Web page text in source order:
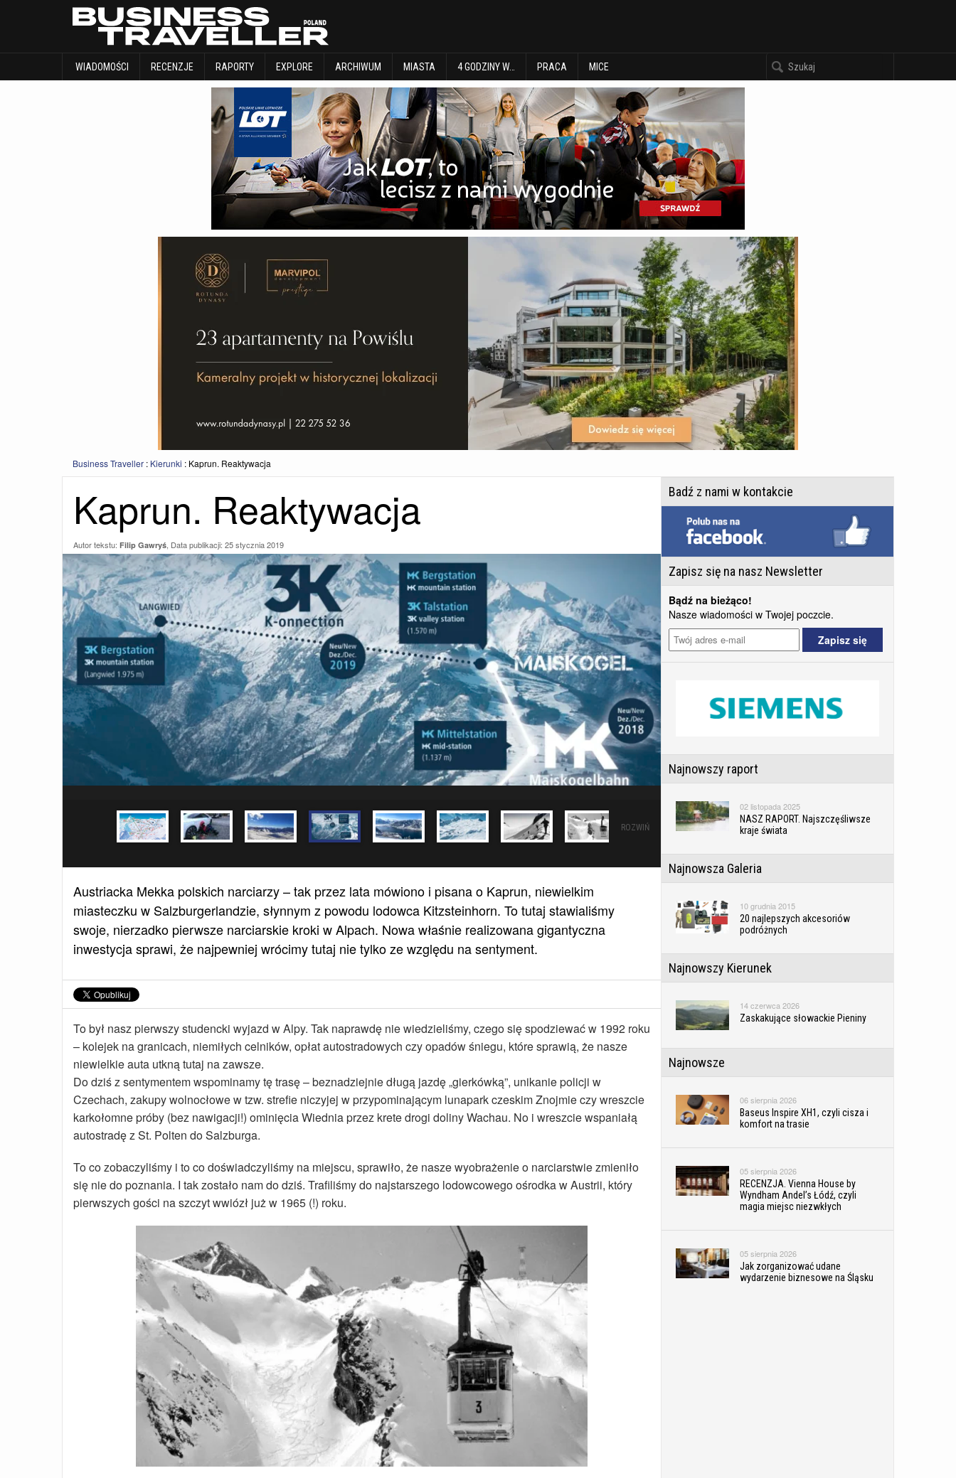
WIADOMOŚCI RECENZJE RAPORTY EXPLORE ARCHIWUM MIASTA 4 GODZINY W… PRACA MICE
WIADOMOŚCI RECENZJE
Business Traveller : Kierunki : Kaprun. Reaktywacja
Kaprun. Reaktywacja
Autor tekstu: Filip Gawryś, Data publikacji: 25 stycznia 2019
ROZWIŃ
Austriacka Mekka polskich narciarzy – tak przez lata mówiono i pisana o Kaprun, niewielkim
miasteczku w Salzburgerlandzie, słynnym z powodu lodowca Kitzsteinhorn. To tutaj stawialiśmy
swoje, nierzadko pierwsze narciarskie kroki w Alpach. Nowa właśnie realizowana gigantyczna
inwestycja sprawi, że najpewniej wrócimy tutaj nie tylko ze względu na sentyment.
To był nasz pierwszy studencki wyjazd w Alpy. Tak naprawdę nie wiedzieliśmy, czego się spodziewać w 1992 roku
– kolejek na granicach, niemiłych celników, opłat autostradowych czy opadów śniegu, które sprawią, że nasze
niewielkie auta utkną tutaj na zawsze.
Do dziś z sentymentem wspominamy tę trasę – beznadziejnie długą jazdę „gierkówką”, unikanie policji w
Czechach, zakupy wolnocłowe w tzw. strefie niczyjej w przypominającym lunapark czeskim Znojmie czy wreszcie
karkołomne próby (bez nawigacji!) ominięcia Wiednia przez krete drogi doliny Wachau. No i wreszcie wspaniałą
autostradę z St. Polten do Salzburga.
To co zobaczyliśmy i to co doświadczyliśmy na miejscu, sprawiło, że nasze wyobrażenie o narciarstwie zmieniło
się nie do poznania. I tak zostało nam do dziś. Trafiliśmy do najstarszego lodowcowego ośrodka w Austrii, który
pierwszych gości na szczyt wwiózł już w 1965 (!) roku.
Badź z nami w kontakcie
Zapisz się na nasz Newsletter
Bądź na bieżąco!
Nasze wiadomości w Twojej poczcie.
Najnowszy raport
02 listopada 2025
NASZ RAPORT. Najszczęśliwsze
kraje świata
Najnowsza Galeria
10 grudnia 2015
20 najlepszych akcesoriów
podróżnych
Najnowszy Kierunek
14 czerwca 2026
Zaskakujące słowackie Pieniny
Najnowsze
06 sierpnia 2026
Baseus Inspire XH1, czyli cisza i
komfort na trasie
05 sierpnia 2026
RECENZJA. Vienna House by
Wyndham Andel’s Łódź, czyli
magia miejsc niezwkłych
05 sierpnia 2026
Jak zorganizować udane
wydarzenie biznesowe na Śląsku